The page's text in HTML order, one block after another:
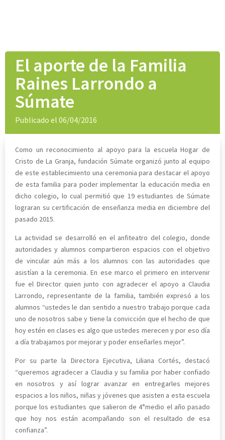
El aporte de la Familia
Raines Larrondo a
Súmate
Publicado el 06/04/2016
Como un reconocimiento al apoyo para la escuela Hogar de
Cristo de La Granja, fundación Súmate organizó junto al equipo
de este establecimiento una ceremonia para destacar el apoyo
de esta familia para poder implementar la educación media en
dicho colegio, lo cual permitió que 19 estudiantes de Súmate
lograran su certificación de enseñanza media en diciembre del
pasado 2015.
La actividad se desarrolló en el anfiteatro del colegio, donde
autoridades y alumnos compartieron espacios con el objetivo
de vincular aún más a los alumnos con las autoridades que
asistían a la ceremonia. En ese marco el primero en intervenir
fue el Director quien junto con agradecer el apoyo a Claudia
Larrondo, representante de la familia, también expresó a los
alumnos “ustedes le dan sentido a nuestro trabajo porque cada
uno de nosotros sabe y tiene la convicción que el hecho de que
hoy estén en clases es algo que ustedes merecen y por eso día
a día trabajamos por mejorar y poder enseñarles mejor”.
Por su parte la Directora Ejecutiva, Liliana Cortés, destacó
“queremos agradecer a Claudia y su familia por haber confiado
en nosotros y así lograr avanzar en entregarles mejores
espacios a los niños, niñas y jóvenes que asisten a esta escuela
porque los estudiantes que salieron de 4°medio el año pasado
que hoy nos están acompañando son el resultado de esa
confianza”.